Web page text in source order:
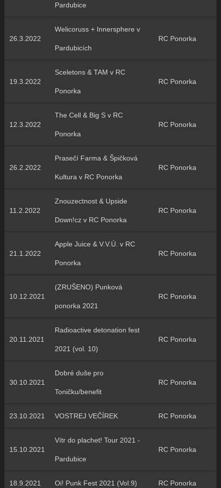
Pardubice
26.3.2022
Welicoruss + Innersphere v
Pardubicích
RC Ponorka
19.3.2022
Sceletons & TAM v RC
Ponorka
RC Ponorka
12.3.2022
The Cell & Big S v RC
Ponorka
RC Ponorka
26.2.2022
Prasečí Farma & Špičková
Kultura v RC Ponorka
RC Ponorka
11.2.2022
Znouzectnost & Upside
Down!cz v RC Ponorka
RC Ponorka
21.1.2022
Apple Juice & V.V.Ú. v RC
Ponorka
RC Ponorka
10.12.2021
(ZRUŠENO) Punková
ponorka 2021
RC Ponorka
20.11.2021
Radioactive detonation fest
2021 (vol. 10)
RC Ponorka
30.10.2021
Dobré duše pro
Toničku/benefit
RC Ponorka
23.10.2021 VOSTREJ VEČÍREK RC Ponorka
15.10.2021
Vítr do plachet! Tour 2021 -
Pardubice
RC Ponorka
18.9.2021 Oi! Punk Fest 2021 (Vol.9) RC Ponorka